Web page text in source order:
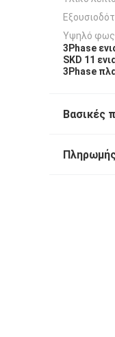
Υψηλό
3Phase
SKD 11
3Phase
Βασικές